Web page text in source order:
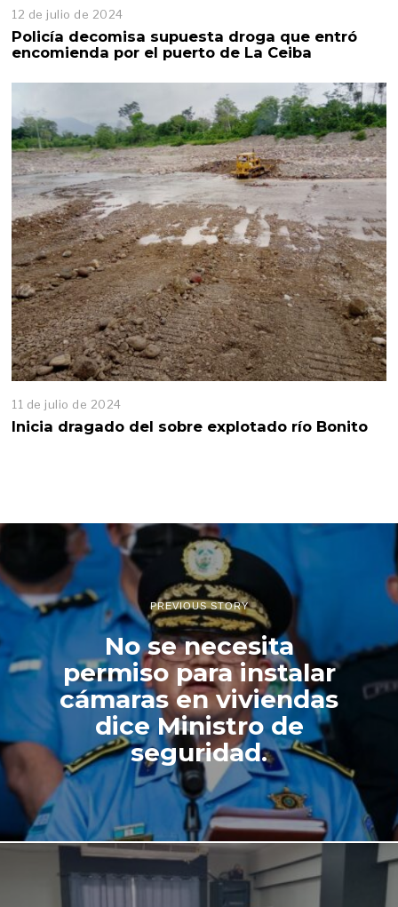
12 de julio de 2024
Policía decomisa supuesta droga que entró
encomienda por el puerto de La Ceiba
11 de julio de 2024
d
o
d
0
2
4
Inicia dragado del sobre explotado río Bonito
PREVIOUS STORY
No se necesita
permiso para instalar
cámaras en viviendas
dice Ministro de
seguridad.